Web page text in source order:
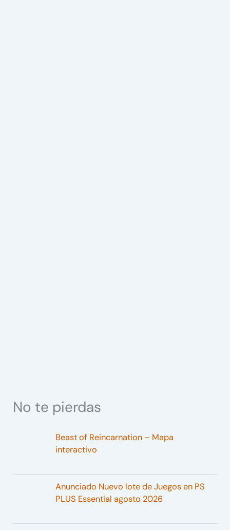
No te pierdas
Beast of Reincarnation – Mapa
interactivo
Anunciado Nuevo lote de Juegos en PS
PLUS Essential agosto 2026